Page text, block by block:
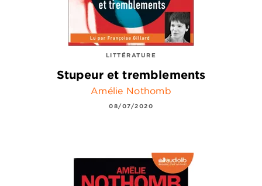
LITTÉRATURE
Stupeur et tremblements
Amélie Nothomb
08/07/2020